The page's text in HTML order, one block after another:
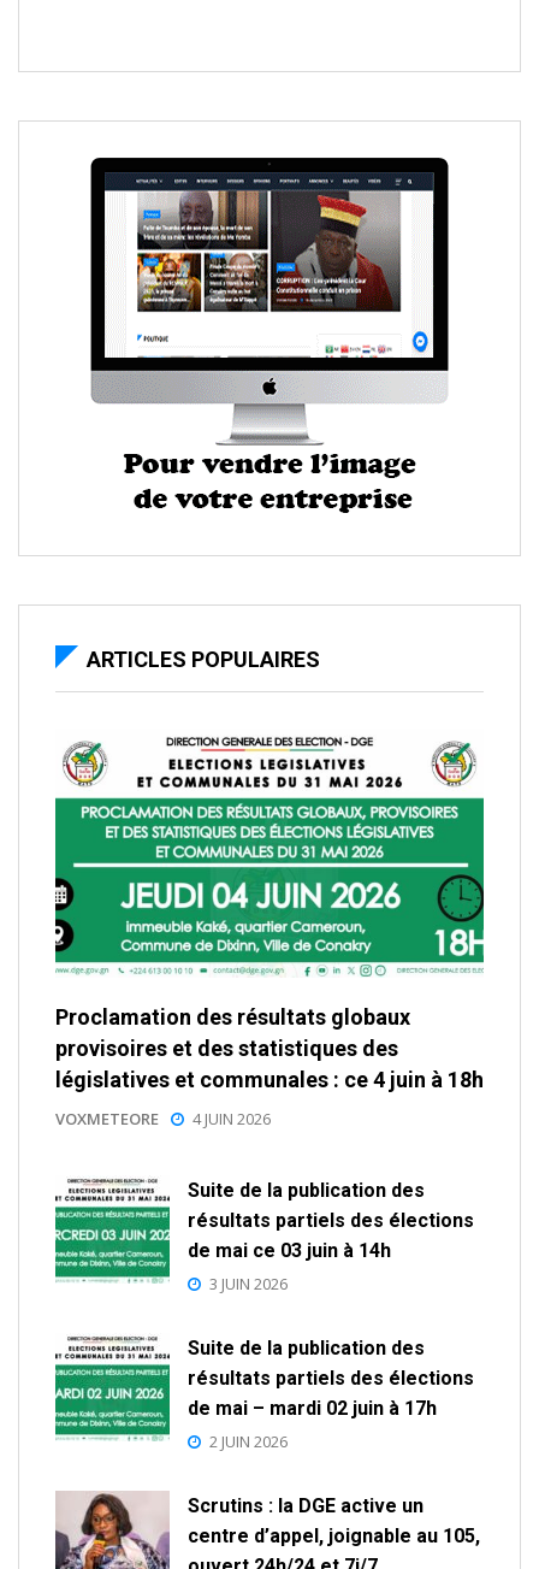
ARTICLES POPULAIRES
Proclamation des résultats globaux
provisoires et des statistiques des
législatives et communales : ce 4 juin à 18h
VOXMETEORE 4 JUIN 2026
Suite de la publication des
résultats partiels des élections
de mai ce 03 juin à 14h
3 JUIN 2026
Suite de la publication des
résultats partiels des élections
de mai – mardi 02 juin à 17h
2 JUIN 2026
Scrutins : la DGE active un
centre d’appel, joignable au 105,